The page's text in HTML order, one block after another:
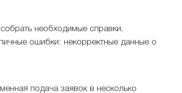
необходимые справки.
ошибки: некорректные данные о
подача заявок в несколько